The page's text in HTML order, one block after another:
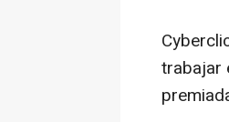
trabajar